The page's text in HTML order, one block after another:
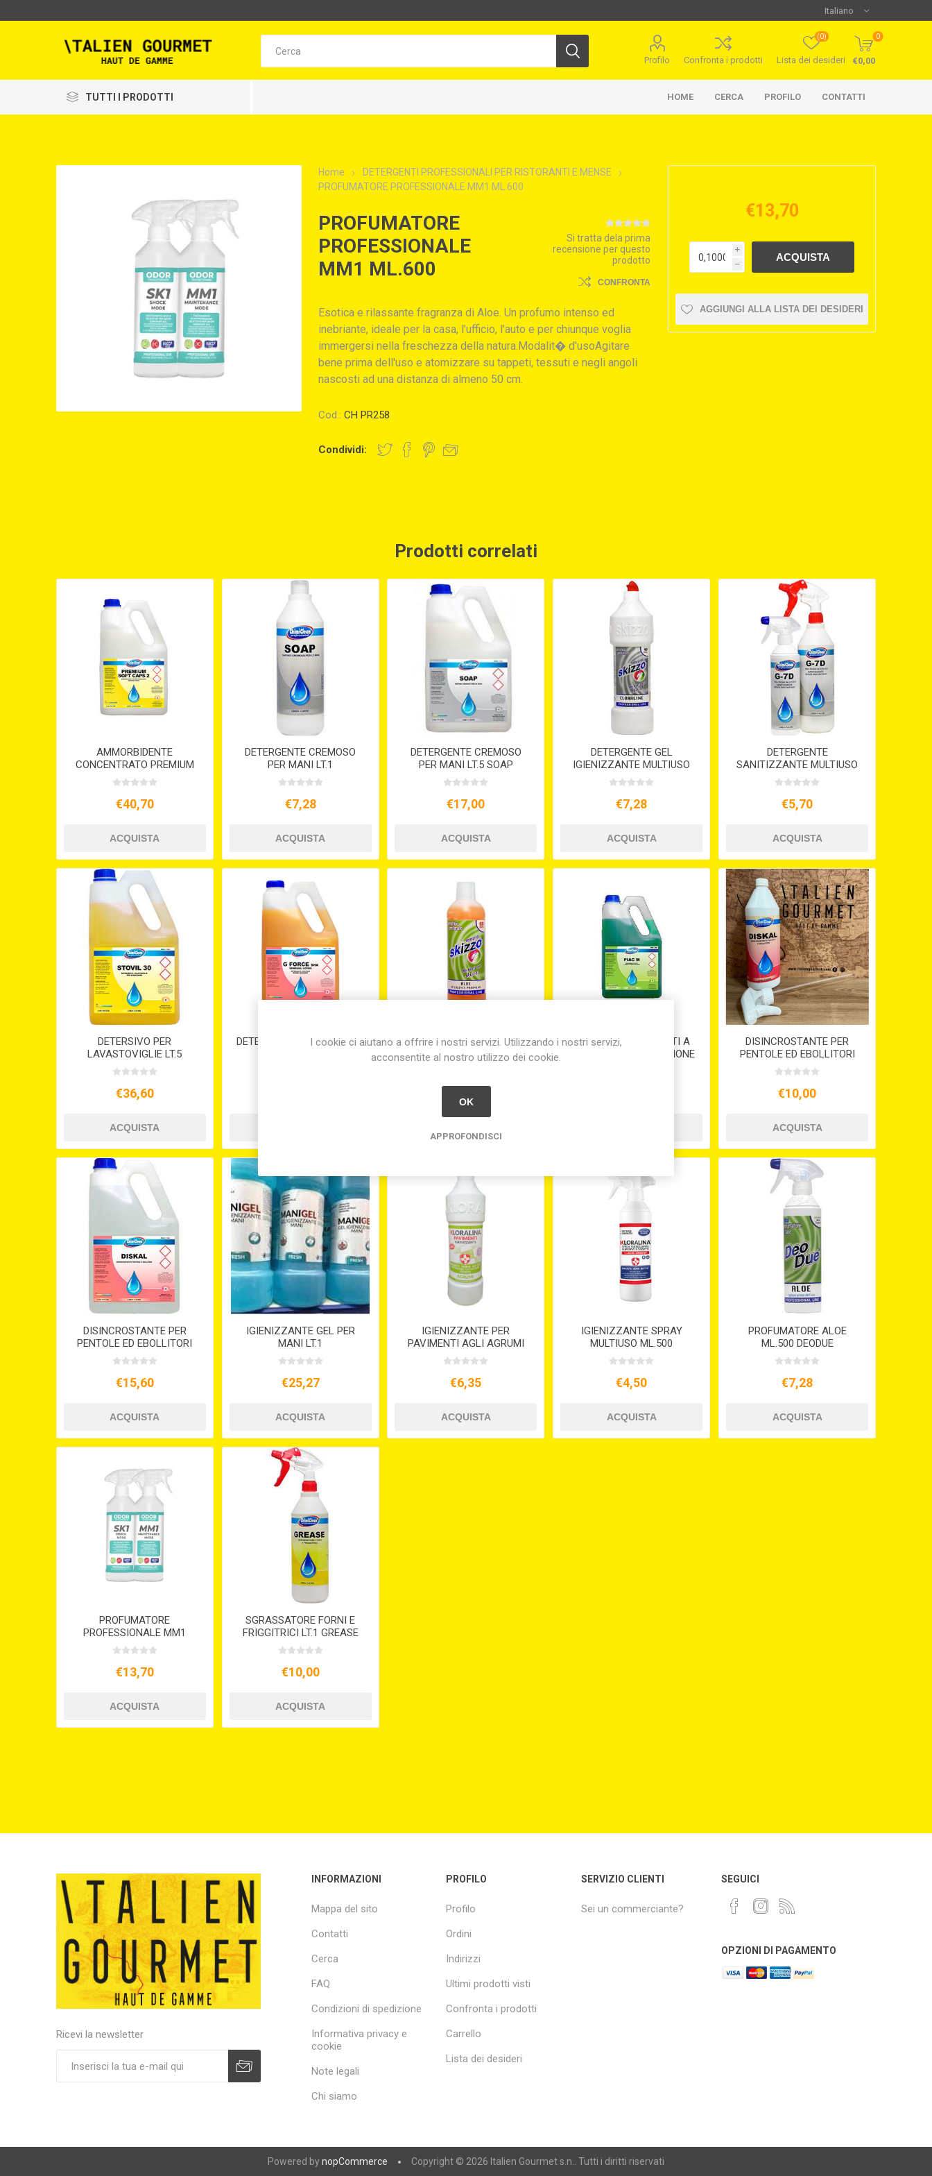
Profilo Confronta i prodotti Lista dei desideri
(0) 0
€0,00
TUTTI I PRODOTTI HOME CERCA PROFILO CONTATTI
Home
DETERGENTI PROFESSIONALI PER RISTORANTI E MENSE
PROFUMATORE PROFESSIONALE MM1 ML.600
PROFUMATORE
PROFESSIONALE
MM1 ML.600
Si tratta dela prima
recensione per questo
prodotto
CONFRONTA
Esotica e rilassante fragranza di Aloe. Un profumo intenso ed
inebriante, ideale per la casa, l'ufficio, l'auto e per chiunque voglia
immergersi nella freschezza della natura.Modalit� d'usoAgitare
bene prima dell'uso e atomizzare su tappeti, tessuti e negli angoli
nascosti ad una distanza di almeno 50 cm.
Cod.: CH PR258
Condividi:
€13,70
i
h
AGGIUNGI ALLA LISTA DEI DESIDERI
Prodotti correlati
AMMORBIDENTE
CONCENTRATO PREMIUM
SOFT CAPS 2 LT.5
€40,70
DETERGENTE CREMOSO
PER MANI LT.1
€7,28
DETERGENTE CREMOSO
PER MANI LT.5 SOAP
€17,00
DETERGENTE GEL
IGIENIZZANTE MULTIUSO
LT.1 SKIZZO CLORALINE
€7,28
DETERGENTE
SANITIZZANTE MULTIUSO
LT.1 G-7D
€5,70
DETERSIVO PER
LAVASTOVIGLIE LT.5
STOVIL
€36,60
DETERSIVO PER LAVATRICE
DETERSIVO PER PAVIMENTI
LT.1 SKIZZO ALOE
DETERSIVO PER PIATTI A
MANO LT.5 PIAC M. LIMONE
DISINCROSTANTE PER
PENTOLE ED EBOLLITORI
DISKAL LT.1
€10,00
DISINCROSTANTE PER
PENTOLE ED EBOLLITORI
DISKAL LT.5
€15,60
IGIENIZZANTE GEL PER
MANI LT.1
€25,27
IGIENIZZANTE PER
PAVIMENTI AGLI AGRUMI
ML.750 KLORALINA
€6,35
IGIENIZZANTE SPRAY
MULTIUSO ML.500
KLORALINA OXYALCOL
POWER
€4,50
PROFUMATORE ALOE
ML.500 DEODUE
€7,28
PROFUMATORE
PROFESSIONALE MM1
ML.600
€13,70
SGRASSATORE FORNI E
FRIGGITRICI LT.1 GREASE
€10,00
Ricevi la newsletter
INFORMAZIONI
Mappa del sito
Contatti
Cerca
FAQ
Condizioni di spedizione
Informativa privacy e
cookie
Note legali
Chi siamo
PROFILO
Profilo
Ordini
Indirizzi
Ultimi prodotti visti
Confronta i prodotti
Carrello
Lista dei desideri
SERVIZIO CLIENTI
Sei un commerciante?
SEGUICI
OPZIONI DI PAGAMENTO
Powered bynopCommerce Copyright © 2026 Italien Gourmet s.n.. Tutti i diritti riservati
I cookie ci aiutano a offrire i nostri servizi. Utilizzando i nostri servizi,
acconsentite al nostro utilizzo dei cookie.
OK
APPROFONDISCI